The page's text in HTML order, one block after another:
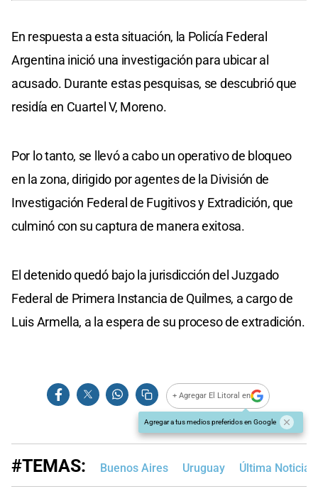
En respuesta a esta situación, la Policía Federal
Argentina inició una investigación para ubicar al
acusado. Durante estas pesquisas, se descubrió que
residía en Cuartel V, Moreno.
Por lo tanto, se llevó a cabo un operativo de bloqueo
en la zona, dirigido por agentes de la División de
Investigación Federal de Fugitivos y Extradición, que
culminó con su captura de manera exitosa.
El detenido quedó bajo la jurisdicción del Juzgado
Federal de Primera Instancia de Quilmes, a cargo de
Luis Armella, a la espera de su proceso de extradición.
+ Agregar El Litoral en
Agregar a tus medios preferidos en Google
#TEMAS: Buenos Aires Uruguay Última Noticia